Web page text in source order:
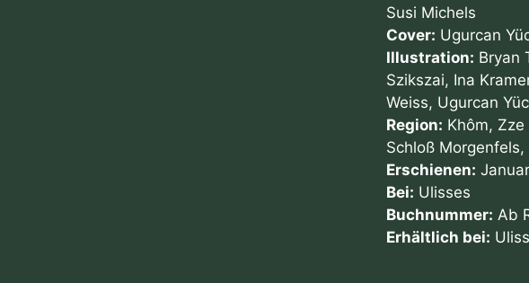
Susi Michels
Cover: Ugurcan
Illustration: Bryan
Szikszai, Ina
Weiss, Ugurcan
Region: Khôm,
Schloß
Erschienen:
Bei: Ulisses
Buchnummer: Ab
Erhältlich bei: